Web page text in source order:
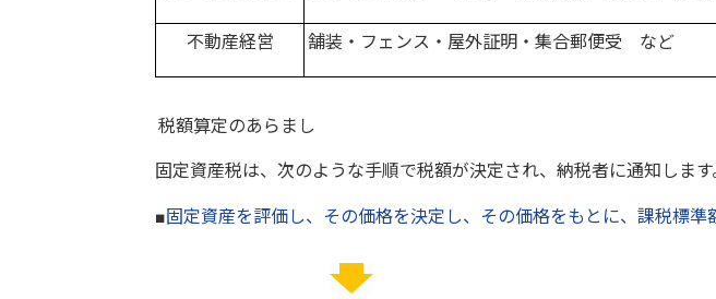
不動産経営 舗装・フェンス・屋外証明・集合郵便受 など
税額算定のあらまし
固定資産税は、次のような手順で税額が決定され、納税者に通知します
■固定資産を評価し、その価格を決定し、その価格をもとに、課税標準